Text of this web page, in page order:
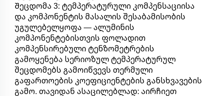
Შეცდომა 3: ტემპერატურული კომპენსაციისა
და კომპონენტის მასალის შესაბამისობის
უგულებელყოფა — ალუმინის
კომპონენტებისთვის ფოლადით
კომპენსირებული ტენზომეტრების
გამოყენება სერიოზულ ტემპერატურულ
შეცდომებს გამოიწვევს თერმული
გაფართოების კოეფიციენტების განსხვავების
გამო. თავიდან ასაცილებლად: აირჩიეთ